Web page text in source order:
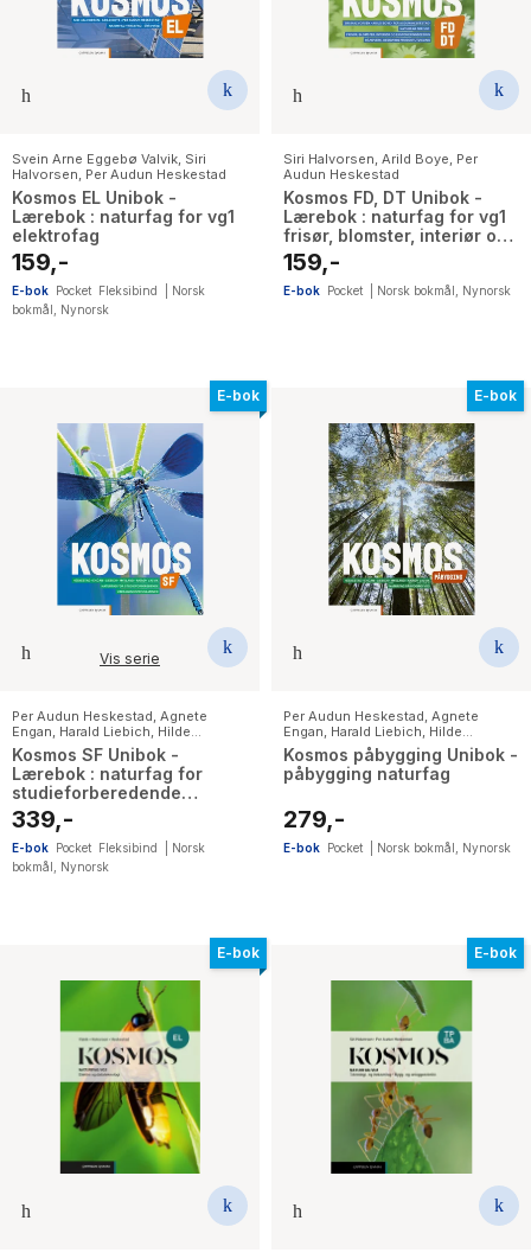
Svein Arne Eggebø Valvik Siri
Halvorsen Per Audun Heskestad
Kosmos EL Unibok -
Lærebok : naturfag for vg1
elektrofag
159,-
E-bok Pocket Fleksibind
Norsk
bokmål
Nynorsk
Siri Halvorsen Arild Boye Per
Audun Heskestad
Kosmos FD, DT Unibok -
Lærebok : naturfag for vg1
frisør, blomster, interiør og
eksponeringsdesign,
håndverk, design og
produktutvikling
159,-
E-bok Pocket Norsk bokmål Nynorsk
E-bok
Vis serie
Per Audun Heskestad, Agnete
Engan, Harald Liebich, Hilde
Christine Mykland
,Karoline Nærø
Svein Arne Eggebø Valvik
Kosmos SF Unibok -
Lærebok : naturfag for
studieforberedende
utdanningsprogrammer
339,-
E-bok Pocket Fleksibind
Norsk
bokmål
Nynorsk
E-bok
Per Audun Heskestad, Agnete
Engan, Harald Liebich, Hilde
Christine Mykland
Karoline Nærø
Svein Arne Eggebø Valvik
Kosmos påbygging Unibok -
påbygging naturfag
279,-
E-bok Pocket Norsk bokmål Nynorsk
E-bok E-bok